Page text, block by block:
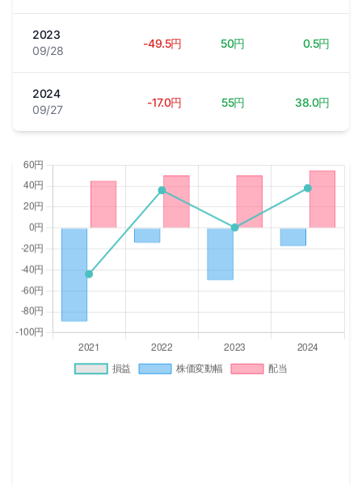
2023
09/28
-49.5円 50円 0.5円
2024
09/27
-17.0円 55円 38.0円